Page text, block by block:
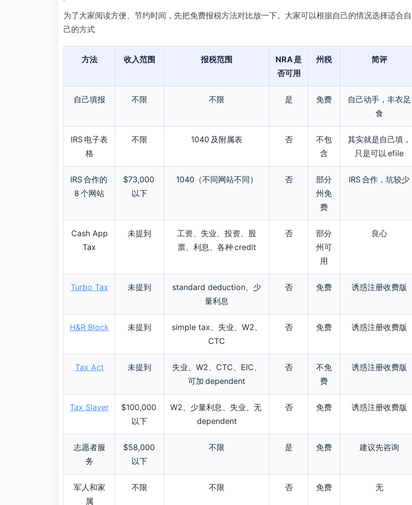
为了大家阅读方便、节约时间，先把免费报税方法对比放一下。大家可以根据自己的情况选择适合自
己的方式
方法 收入范围 报税范围
NRA 是
否可用
州税 简评
自己填报 不限 不限 是 免费
自己动手，丰衣足
食
IRS 电子表
格
不限 1040 及附属表 否
不包
含
其实就是自己填，
只是可以 efile
IRS 合作的
8 个网站
$73,000
以下
1040（不同网站不同） 否
部分
州免
费
IRS 合作，坑较少
Cash App
Tax
未提到
工资、失业、投资、股
票、利息、各种 credit
否
部分
州可
用
良心
Turbo Tax 未提到
standard deduction、少
量利息
否 免费 诱惑注册收费版
H&R Block 未提到
simple tax、失业、W2、
CTC
否 免费 诱惑注册收费版
Tax Act 未提到
失业、W2、CTC、EIC、
可加 dependent
否
不免
费
诱惑注册收费版
Tax Slayer
$100,000
以下
W2、少量利息、失业、无
dependent
否 免费 诱惑注册收费版
志愿者服
务
$58,000
以下
不限 是 免费 建议先咨询
军人和家
属
不限 不限 否 免费 无